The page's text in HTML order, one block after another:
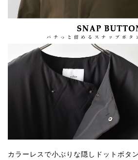
カラーレスで小ぶりな隠しドットボタ